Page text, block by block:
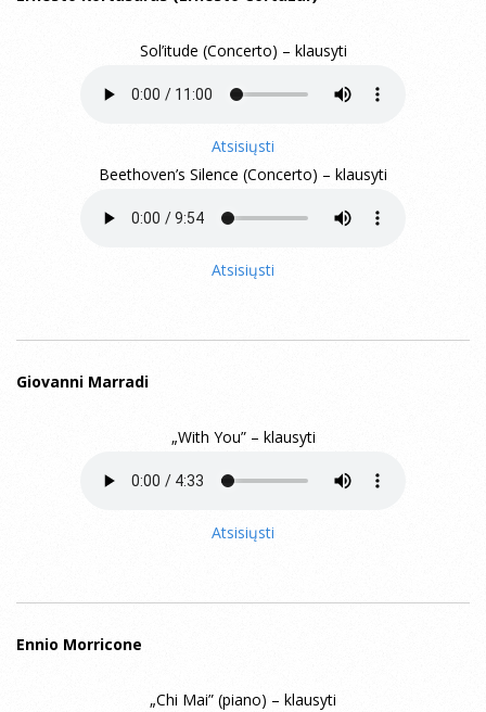
Sol’itude (Concerto) – klausyti
Atsisiųsti
Beethoven’s Silence (Concerto) – klausyti
Atsisiųsti
Giovanni Marradi
„With You” – klausyti
Atsisiųsti
Ennio Morricone
„Chi Mai” (piano) – klausyti